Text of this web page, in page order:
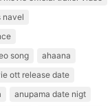
navel
song
ahaana
ott release date
anupama date nigt